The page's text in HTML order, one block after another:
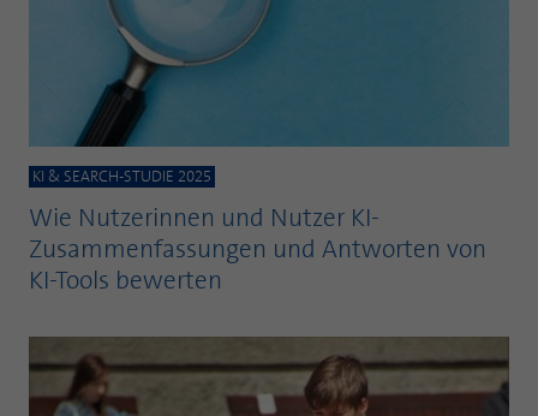
KI & SEARCH-STUDIE 2025
Wie Nutzerinnen und Nutzer KI-
Zusammenfassungen und Antworten von
KI-Tools bewerten
PHPs Standard Sitzungs Identifikation
Laufzeit
Zweck
Cookie von AT INTERNET zur Steuerung der